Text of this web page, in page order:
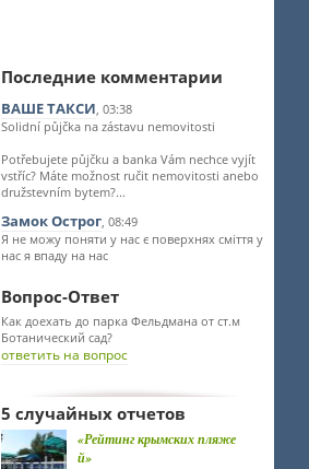
Последние комментарии
ВАШЕ ТАКСИ, 03:38
Solidní půjčka na zástavu nemovitosti
Potřebujete půjčku a banka Vám nechce vyjít
vstříc? Máte možnost ručit nemovitosti anebo
družstevním bytem?...
Замок Острог, 08:49
Я не можу поняти у нас є поверхнях сміття у
нас я впаду на нас
Вопрос-Ответ
Как доехать до парка Фельдмана от ст.м
Ботанический сад?
ответить на вопрос
5 случайных отчетов
«Рейтинг крымских пляже
й»